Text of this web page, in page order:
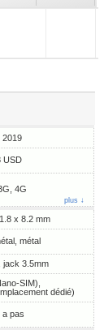
2019
USD
4G
plus ↓
x 8.2 mm
métal
jack 3.5mm
SIM),
dédié)
a pas